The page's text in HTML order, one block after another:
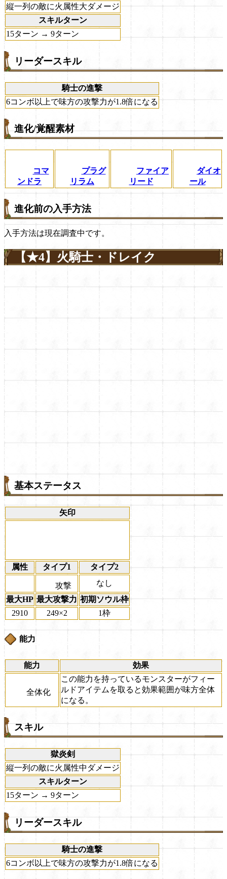
縦一列の敵に火属性大ダメージ
スキルターン
15ターン → 9ターン
リーダースキル
騎士の進撃
6コンボ以上で味方の攻撃力が1.8倍になる
進化/覚醒素材
コマ
ンドラ
プラグ
リラム
ファイア
リード
ダイオ
ール
進化前の入手方法
入手方法は現在調査中です。
【★4】火騎士・ドレイク
基本ステータス
矢印
属性 タイプ1 タイプ2
攻撃
なし
最大HP 最大攻撃力 初期ソウル枠
2910
249×2 1枠
能力
能力 効果
全体化
この能力を持っているモンスターがフィー
ルドアイテムを取ると効果範囲が味方全体
になる。
スキル
獄炎剣
縦一列の敵に火属性中ダメージ
スキルターン
15ターン → 9ターン
リーダースキル
騎士の進撃
6コンボ以上で味方の攻撃力が1.8倍になる